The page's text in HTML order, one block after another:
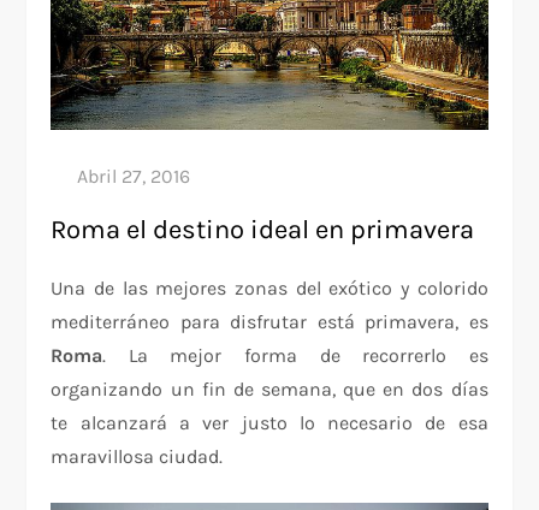
Roma el destino ideal en primavera
Una de las mejores zonas del exótico y colorido
mediterráneo para disfrutar está primavera, es
Roma. La mejor forma de recorrerlo es
organizando un fin de semana, que en dos días
te alcanzará a ver justo lo necesario de esa
maravillosa ciudad.